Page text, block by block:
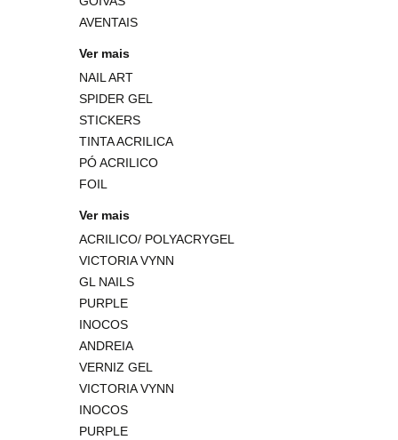
AVENTAIS
Ver mais
NAIL ART
SPIDER GEL
STICKERS
TINTA ACRILICA
PÓ ACRILICO
FOIL
Ver mais
ACRILICO/ POLYACRYGEL
VICTORIA VYNN
GL NAILS
PURPLE
INOCOS
ANDREIA
VERNIZ GEL
VICTORIA VYNN
INOCOS
PURPLE